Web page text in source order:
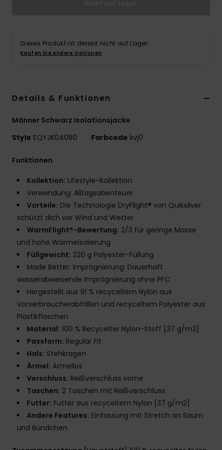
Dieses Produkt ist derzeit nicht auf Lager.
Kaufen Sie andere Optionen
Details & Funktionen
Männer Schwarz Isolationsjacke
Style EQYJK04080 Farbcode kvj0
Funktionen
Kollektion: Lifestyle-Kollektion
Verwendung: Alltagsabenteuer
Vorteile: Die Technologie DryFlight® von Quiksilver
schützt dich vor Wind und Wetter
WarmFlight®-Bewertung: 2/3 für geringe Masse
und hohe Wärmeisolierung
Füllgewicht: 220 g Polyester-Füllung
Made Better: Imprägnierung: Dauerhaft
wasserabweisende Imprägnierung ohne PFC
Hergestellt aus 91 % recyceltem Nylon aus
Vorverbraucherabfällen und recyceltem Polyester aus
Plastikflaschen
Material: 100 % Recycelter Nylon-Stoff [37 g/m2]
Passform: Regular Fit
Hals: Stehkragen
Ärmel: Ärmellos
Verschluss: Reißverschluss vorne
Taschen: 2 Taschen mit Reißverschluss
Futter: Futter aus recyceltem Nylon [37 g/m2]
Andere Features: Einfassung mit Stretch an Saum
und Bündchen